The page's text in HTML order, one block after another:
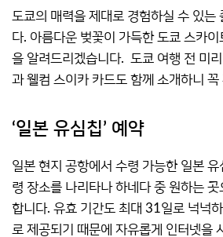
도쿄의 매력을 제대로 경험하실 수 있는
다. 아름다운 벚꽃이 가득한 도쿄 스카
을 알려드리겠습니다. 도쿄 여행 전 미
과 웰컴 스이카 카드도 함께 소개하니 꼭
‘일본 유심칩’ 예약
일본 현지 공항에서 수령 가능한 일본
령 장소를 나리타나 하네다 중 원하는 곳
합니다. 유효 기간도 최대 31일로 넉넉
로 제공되기 때문에 자유롭게 인터넷을